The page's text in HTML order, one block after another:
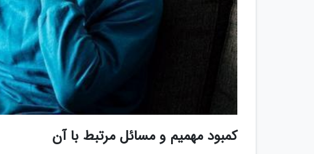
کمبود مهمیم و مسائل مرتبط با آن